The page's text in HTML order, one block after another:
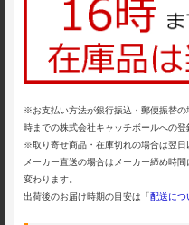
※お支払い方法が銀行振込・郵便振替の
時までの株式会社キャッチボールへの登
※取り寄せ商品・在庫切れの場合は翌日
メーカー直送の場合はメーカー締め時
変わります。
出荷後のお届け時期の目安は「配送につ